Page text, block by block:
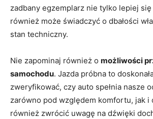
zadbany egzemplarz nie tylko lepiej
również ⁤może świadczyć o dbałości
stan ⁢techniczny.
Nie zapominaj również​ o możliwości
samochodu.‍ Jazda‍ próbna to
zweryfikować,⁣ czy auto spełnia nasze
zarówno pod względem ‌komfortu, ⁣jak ⁢i
również zwrócić uwagę ​na dźwięki